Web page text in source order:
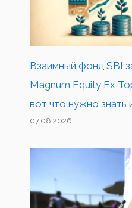
Взаимный фонд SBI
Magnum Equity Ex
вот что нужно знать
07.08.2026